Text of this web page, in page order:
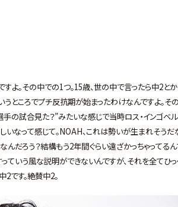
よ。その中での1つ。15歳、世の中で言ったら中2と
ところでプチ反抗期が始まったわけなんですよ。そ
の試合見た？”みたいな感じで当時ロス・インゴベ
いなって感じて。NOAH、これは勢いが生まれそうだ
だろう？結構もう2年間ぐらい遠ざかっちゃってる
ていう風な説明ができないんですが、それを全てひっ
です。絶賛中2。